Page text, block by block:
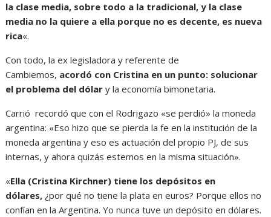
la clase media, sobre todo a la tradicional, y la clase
media no la quiere a ella porque no es decente, es nueva
rica«.
Con todo, la ex legisladora y referente de
Cambiemos, acordó con Cristina en un punto: solucionar
el problema del dólar y la economía bimonetaria.
Carrió recordó que con el Rodrigazo «se perdió» la moneda
argentina: «Eso hizo que se pierda la fe en la institución de la
moneda argentina y eso es actuación del propio PJ, de sus
internas, y ahora quizás estemos en la misma situación».
«Ella (Cristina Kirchner) tiene los depósitos en
dólares, ¿por qué no tiene la plata en euros? Porque ellos no
confían en la Argentina. Yo nunca tuve un depósito en dólares.